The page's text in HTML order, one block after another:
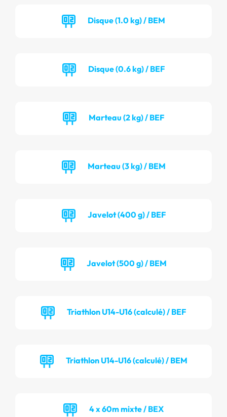
Disque (1.0 kg) / BEM
Disque (0.6 kg) / BEF
Marteau (2 kg) / BEF
Marteau (3 kg) / BEM
Javelot (400 g) / BEF
Javelot (500 g) / BEM
Triathlon U14-U16 (calculé) / BEF
Triathlon U14-U16 (calculé) / BEM
4 x 60m mixte / BEX